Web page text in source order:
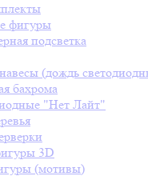
фигуры
подсветка
(дождь
бахрома
"Нет Лайт"
3D
(мотивы)